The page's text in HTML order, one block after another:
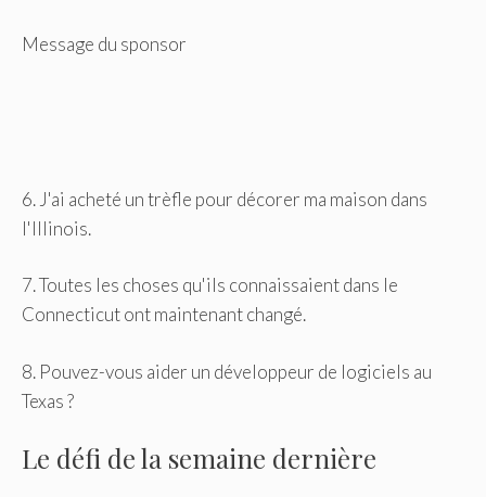
Message du sponsor
6. J'ai acheté un trèfle pour décorer ma maison dans
l'Illinois.
7. Toutes les choses qu'ils connaissaient dans le
Connecticut ont maintenant changé.
8. Pouvez-vous aider un développeur de logiciels au
Texas ?
Le défi de la semaine dernière